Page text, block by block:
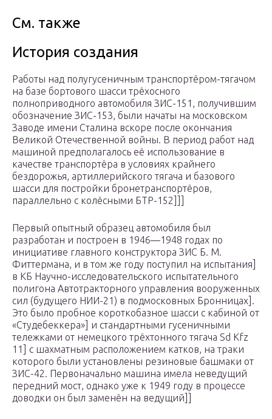
См. также
История создания
Работы над полугусеничным транспортёром-тягачом
на базе бортового шасси трёхосного
полноприводного автомобиля ЗИС-151, получившим
обозначение ЗИС-153, были начаты на московском
Заводе имени Сталина вскоре после окончания
Великой Отечественной войны. В период работ над
машиной предполагалось её использование в
качестве транспортёра в условиях крайнего
бездорожья, артиллерийского тягача и базового
шасси для постройки бронетранспортёров,
параллельно с колёсными БТР-152]]]
Первый опытный образец автомобиля был
разработан и построен в 1946—1948 годах по
инициативе главного конструктора ЗИС Б. М.
Фиттермана, и в том же году поступил на испытания]
в КБ Научно-исследовательского испытательного
полигона Автотракторного управления вооруженных
сил (будущего НИИ-21) в подмосковных Бронницах].
Это было пробное короткобазное шасси с кабиной от
«Студебеккера»] и стандартными гусеничными
тележками от немецкого трёхтонного тягача Sd Kfz
11] с шахматным расположением катков, на траки
которого были установлены резиновые башмаки от
ЗИС-42. Первоначально машина имела неведущий
передний мост, однако уже к 1949 году в процессе
доводки он был заменён на ведущий]]